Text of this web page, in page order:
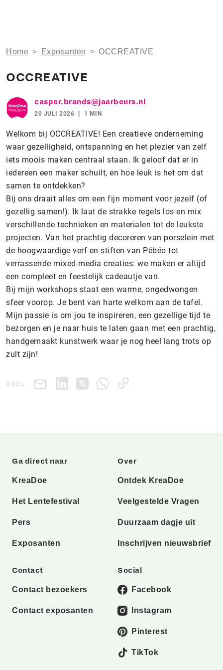
Home > Exposanten > OCCREATIVE
OCCREATIVE
casper.brands@jaarbeurs.nl
20 JULI 2026 1 MIN
Welkom bij OCCREATIVE! Een creatieve onderneming
waar gezelligheid, ontspanning en het plezier van zelf
iets moois maken centraal staan. Ik geloof dat er in
iedereen een maker schuilt, en hoe leuk is het om dat
samen te ontdekken?
Bij ons draait alles om een fijn moment voor jezelf (of
gezellig samen!). Ik laat de strakke regels los en mix
verschillende technieken en materialen tot de leukste
projecten. Van het prachtig decoreren van porselein met
de hoogwaardige verf en stiften van Pébéo tot
verrassende mixed-media creaties: we maken er altijd
een compleet en feestelijk cadeautje van.
Bij mijn workshops staat een warme, ongedwongen
sfeer voorop. Je bent van harte welkom aan de tafel.
Mijn passie is om jou te inspireren, een gezellige tijd te
bezorgen en je naar huis te laten gaan met een prachtig,
handgemaakt kunstwerk waar je nog heel lang trots op
zult zijn!
DEEL
Ga direct naar
KreaDoe
Het Lentefestival
Pers
Exposanten
Over
Ontdek KreaDoe
Veelgestelde Vragen
Duurzaam dagje uit
Inschrijven nieuwsbrief
Contact
Contact bezoekers
Contact exposanten
Social
Facebook
Instagram
Pinterest
TikTok